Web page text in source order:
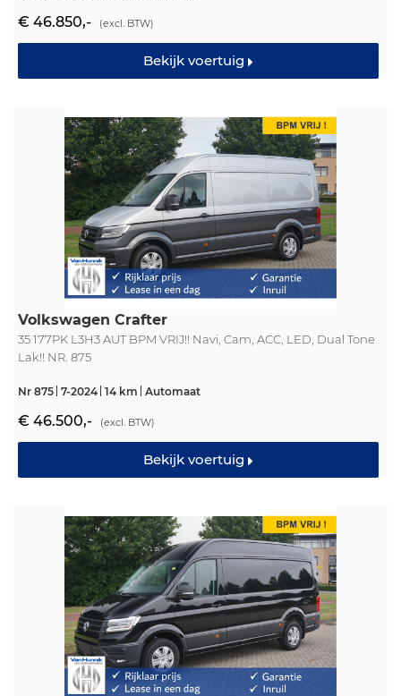
€ 46.850,- (excl. BTW)
Bekijk voertuig
Volkswagen Crafter
35 177PK L3H3 AUT BPM VRIJ!! Navi, Cam, ACC, LED, Dual Tone
Lak!! NR. 875
Nr 875 7-2024 14 km Automaat
€ 46.500,- (excl. BTW)
Bekijk voertuig